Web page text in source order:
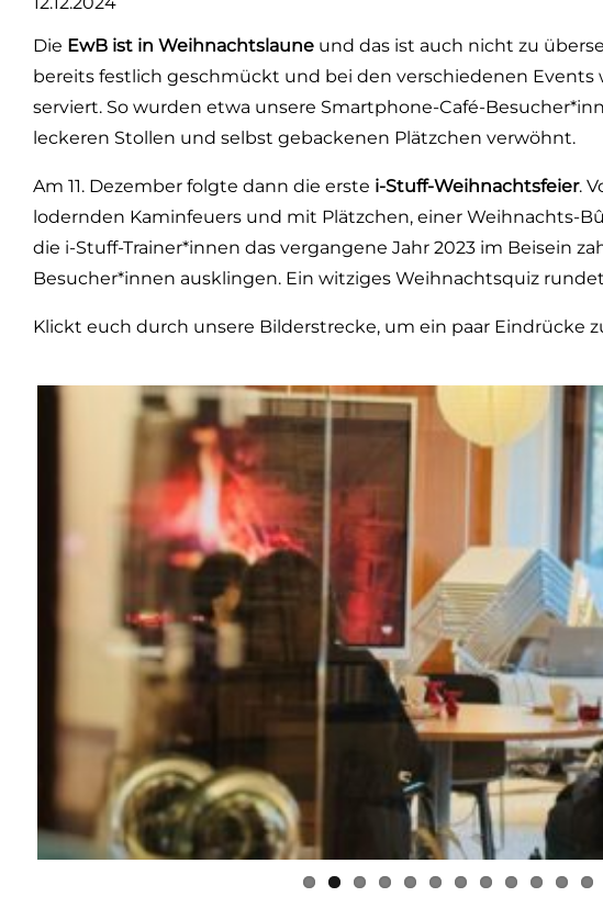
Die EwB ist in Weihnachtslaune und das ist auch nicht zu
bereits festlich geschmückt und bei den verschiedenen Events
serviert. So wurden etwa unsere Smartphone-Café-
leckeren Stollen und selbst gebackenen Plätzchen verwöhnt.
Am 11. Dezember folgte dann die erste i-Stuff-Weihnachtsfeier.
lodernden Kaminfeuers und mit Plätzchen, einer Weihnachts-
die i-Stuff-Trainer*innen das vergangene Jahr 2023 im Beisein
Besucher*innen ausklingen. Ein witziges Weihnachtsquiz
Klickt euch durch unsere Bilderstrecke, um ein paar Eindrücke